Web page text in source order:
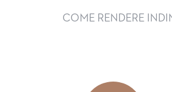
COME RENDERE